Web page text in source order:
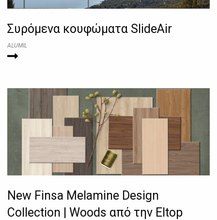
Συρόμενα κουφώματα SlideAir
ALUMIL
New Finsa Melamine Design
Collection | Woods από την Eltop